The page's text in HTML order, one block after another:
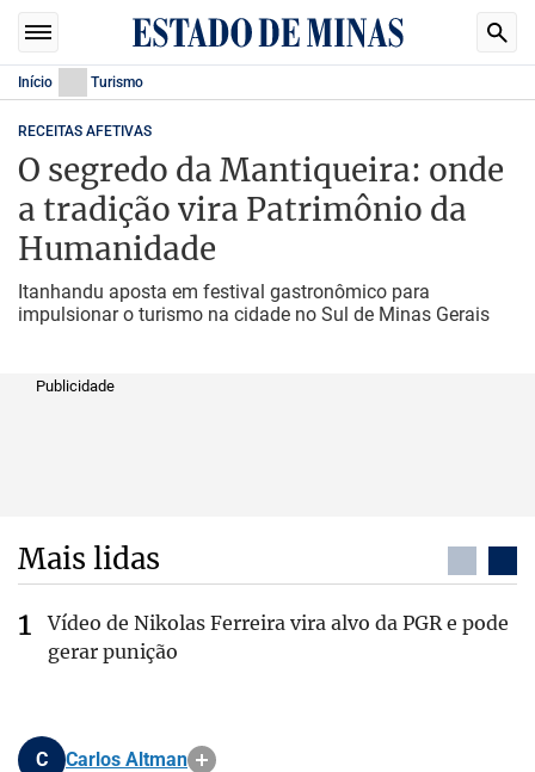
Início Turismo
RECEITAS AFETIVAS
O segredo da Mantiqueira: onde
a tradição vira Patrimônio da
Humanidade
Itanhandu aposta em festival gastronômico para
impulsionar o turismo na cidade no Sul de Minas Gerais
Publicidade
Mais lidas
Vídeo de Nikolas Ferreira vira alvo da PGR e pode
gerar punição
C Carlos Altman